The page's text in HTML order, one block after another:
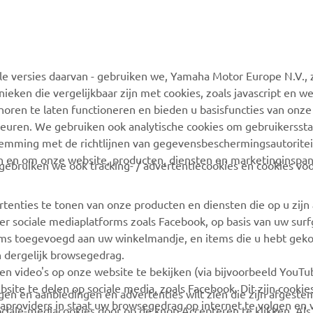
MyYamaha
Yamaha Music
Yamaha Racing
Yamaha Motor Global
Webshop-ondersteuning
Onderdelencatalogus
Boek een
onderhoudsbeurt
Zoek een Yamaha-dealer
Afvalbatterijen
daarvan - gebruiken we, Yamaha Motor Europe N.V.,
die vergelijkbaar zijn met cookies, zoals javascript en
te laten functioneren en bieden u basisfuncties van
We gebruiken ook analytische cookies om
met de richtlijnen van
om onze website, producten, diensten en
we ook tracking- / advertentiecookies en cookies
te tonen van onze producten en diensten die op u
sociale mediaplatforms zoals Facebook, op basis van uw
toegevoegd aan uw winkelmandje, en items die u hebt
browsegedrag.
video's op onze website te bekijken (via bijvoorbeeld
te delen op sociale media, zoals Facebook. Dit zijn
in staat uw browsegedrag op internet te volgen en
en aanbiedingen en advertenties wilt zien die zijn
mediacookies door op de knop Accepteren te klikken. Als